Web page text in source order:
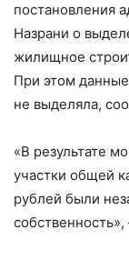
постановления
Назрани о
жилищное
При этом
не выделяла,
«В результате
участки общей
рублей были